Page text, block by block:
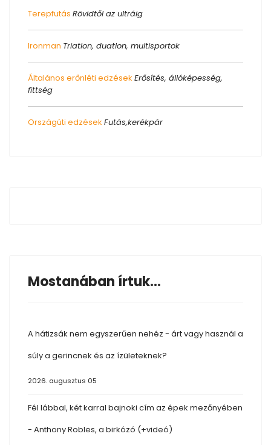
Terepfutás Rövidtől az ultráig
Ironman Triatlon, duatlon, multisportok
Általános erőnléti edzések Erősítés, állóképesség,
fittség
Országúti edzések Futás,kerékpár
Mostanában írtuk...
A hátizsák nem egyszerűen nehéz - árt vagy használ a
súly a gerincnek és az ízületeknek?
2026. augusztus 05
Fél lábbal, két karral bajnoki cím az épek mezőnyében
- Anthony Robles, a birkózó (+videó)